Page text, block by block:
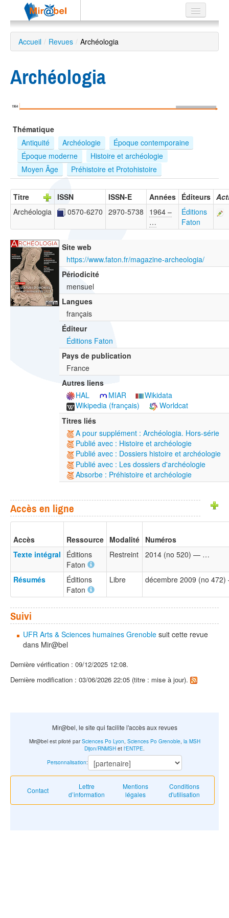
Le réseau
Soutien
Listes
Recherche
avancée
EN
ES
?
Accueil / Revues / Archéologia
Archéologia
1964
Thématique
Antiquité
Archéologie
Époque contemporaine
Époque moderne
Histoire et archéologie
Moyen Âge
Préhistoire et Protohistoire
Titre ISSN ISSN-E Années Éditeurs
Archéologia
0570-6270 2970-5738
1964 –
…
Éditions
Faton
Site web
https://www.faton.fr/magazine-archeologia/
Périodicité
mensuel
Langues
français
Éditeur
Éditions Faton
Pays de publication
France
Autres liens
HAL
MIAR
Wikidata
Wikipedia (français)
Worldcat
Titres liés
A pour supplément : Archéologia. Hors-série
Publié avec : Histoire et archéologie
Publié avec : Dossiers histoire et archéologie
Publié avec : Les dossiers d'archéologie
Absorbe : Préhistoire et archéologie
Accès en ligne
Accès Ressource Modalité Numéros
Texte intégral
Éditions
Faton
Restreint 2014 (no 520) — …
Résumés
Éditions
Faton
Libre décembre 2009 (no
Suivi
UFR Arts & Sciences humaines Grenoble suit cette revue
dans Mir@bel
Dernière vérification : 09/12/2025 12:08.
Dernière modification : 03/06/2026 22:05 (titre : mise à jour).
Mir@bel, le site qui facilite l'accès aux revues
Contact
Lettre
d’information
Mentions
légales
Conditions
d'utilisation
Mir@bel est piloté parSciences Po Lyon, Sciences Po Grenoble, la MSH
Dijon/RNMSH et l'ENTPE.
Personnalisation: